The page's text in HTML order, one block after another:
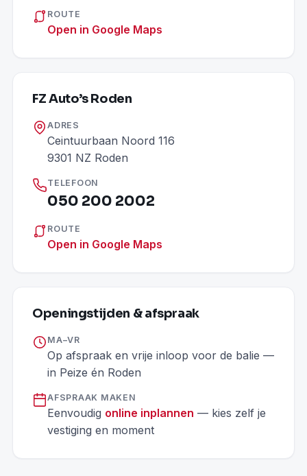
ROUTE
Open in Google Maps
FZ Auto’s Roden
ADRES
Ceintuurbaan Noord 116
9301 NZ Roden
TELEFOON
050 200 2002
ROUTE
Open in Google Maps
Openingstijden & afspraak
MA–VR
Op afspraak en vrije inloop voor de balie —
in Peize én Roden
AFSPRAAK MAKEN
Eenvoudig online inplannen — kies zelf je
vestiging en moment